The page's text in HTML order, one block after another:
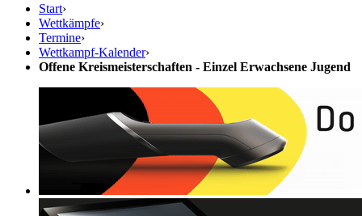
Start›
Wettkämpfe›
Termine›
Wettkampf-Kalender›
Offene Kreismeisterschaften - Einzel Erwachsene Jugend